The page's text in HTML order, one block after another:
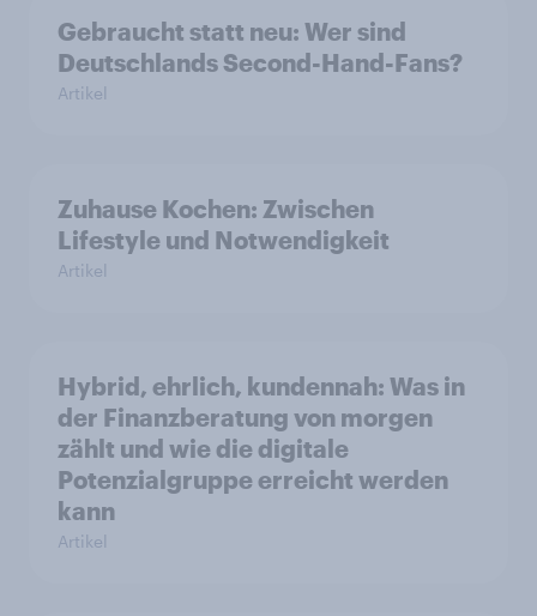
Gebraucht statt neu: Wer sind
Deutschlands Second-Hand-Fans?
Artikel
Zuhause Kochen: Zwischen
Lifestyle und Notwendigkeit
Artikel
Hybrid, ehrlich, kundennah: Was in
der Finanzberatung von morgen
zählt und wie die digitale
Potenzialgruppe erreicht werden
kann
Artikel